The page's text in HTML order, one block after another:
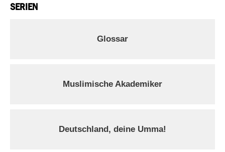
SERIEN
Glossar
Muslimische Akademiker
Deutschland, deine Umma!